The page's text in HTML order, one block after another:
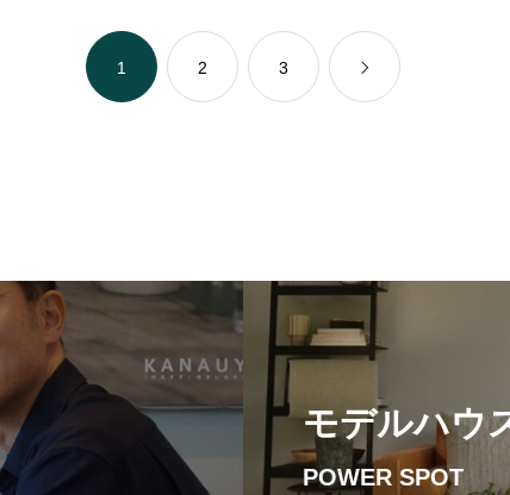
CONTACT
お問い合わせ
1 2 3
モデルハウ
POWER SPOT